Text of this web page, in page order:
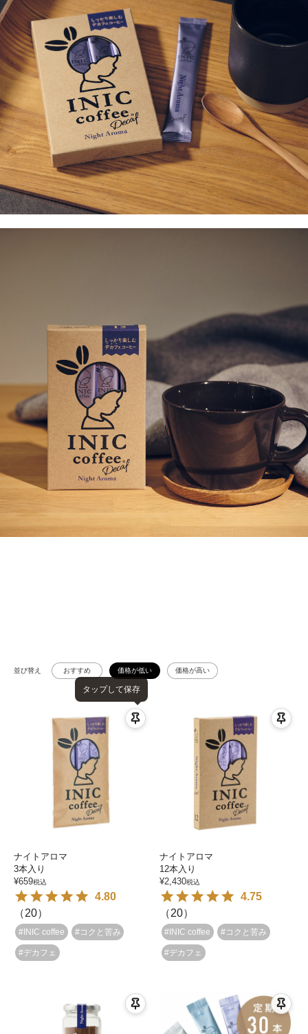
並び替え おすすめ 価格が低い 価格が高い
タップして保存
ナイトアロマ
3本入り
¥659税込
4.80
（20）
#INIC coffee #コクと苦み
#デカフェ
ナイトアロマ
12本入り
¥2,430税込
4.75
（20）
#INIC coffee #コクと苦み
#デカフェ